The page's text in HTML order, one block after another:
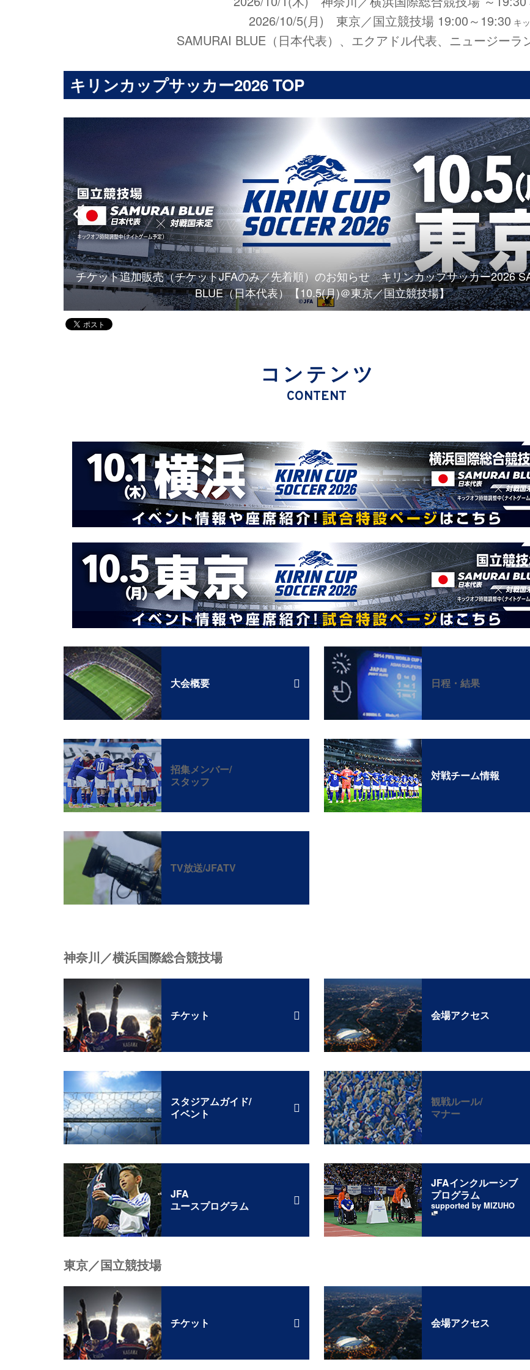
キリンカップサッカー2026 TOP
2026/10/5(月) 東京／国立競技場 19:00～19:30 キ
SAMURAI BLUE（日本代表）、エクアドル代表、ニュージーラ
チケット追加販売（チケットJFAのみ／先着順）のお知らせ キリンカップサッカー2026
BLUE（日本代表）【10.5(月)＠東京／国立競技場】
コンテンツ
CONTENT
大会概要 日程・結果
招集メンバー/
スタッフ
対戦チーム情報
TV放送/JFATV
神奈川／横浜国際総合競技場
チケット 会場アクセス
スタジアムガイド/
イベント
観戦ルール/
マナー
JFA
ユースプログラム
JFAインクルーシブ
プログラム
supported by MIZUHO
東京／国立競技場
チケット 会場アクセス